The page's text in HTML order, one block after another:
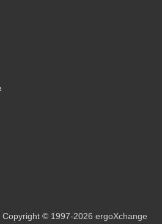
Copyright© 1997-2026 ergoXchange